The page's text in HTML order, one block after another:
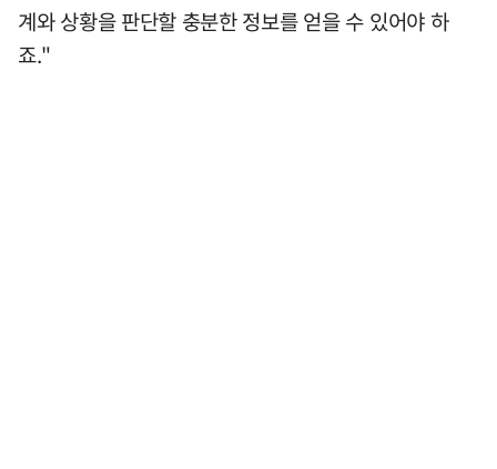
계와 상황을 판단할 충분한 정보를 얻을 수 있어야 하
죠."